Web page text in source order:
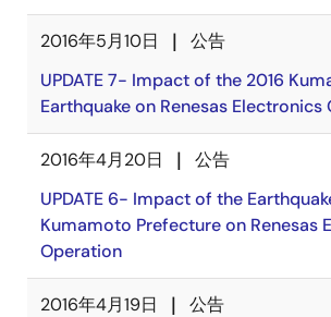
2016年5月10日
公告
UPDATE 7- Impact of the 2016
Earthquake on Renesas Electronics
2016年4月20日
公告
UPDATE 6- Impact of the
Kumamoto Prefecture on Renesas
Operation
2016年4月19日
公告